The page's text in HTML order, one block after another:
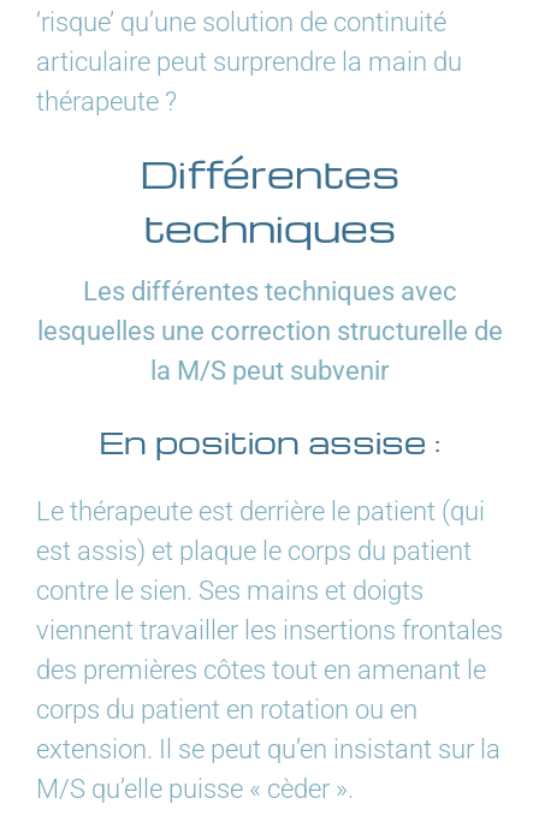
‘risque’ qu’une solution de continuité
articulaire peut surprendre la main du
thérapeute ?
Différentes
techniques
Les différentes techniques avec
lesquelles une correction structurelle de
la M/S peut subvenir
En position assise :
Le thérapeute est derrière le patient (qui
est assis) et plaque le corps du patient
contre le sien. Ses mains et doigts
viennent travailler les insertions frontales
des premières côtes tout en amenant le
corps du patient en rotation ou en
extension. Il se peut qu’en insistant sur la
M/S qu’elle puisse « cèder ».